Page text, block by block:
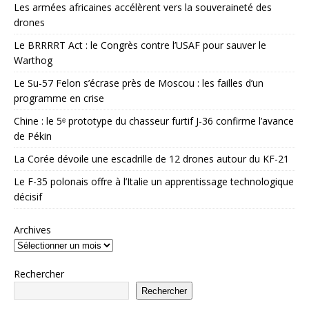
Les armées africaines accélèrent vers la souveraineté des
drones
Le BRRRRT Act : le Congrès contre l’USAF pour sauver le
Warthog
Le Su-57 Felon s’écrase près de Moscou : les failles d’un
programme en crise
Chine : le 5ᵉ prototype du chasseur furtif J-36 confirme l’avance
de Pékin
La Corée dévoile une escadrille de 12 drones autour du KF-21
Le F-35 polonais offre à l’Italie un apprentissage technologique
décisif
Archives
Rechercher
Rechercher